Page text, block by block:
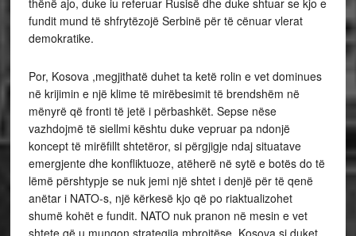
fundit mund të shfrytëzojë Serbinë për të cënuar vlerat
demokratike.
Por, Kosova ,megjithatë duhet ta ketë rolin e vet dominues
në krijimin e një klime të mirëbesimit të brendshëm në
mënyrë që fronti të jetë i përbashkët. Sepse nëse
vazhdojmë të siellmi kështu duke vepruar pa ndonjë
koncept të mirëfillt shtetëror, si përgjigje ndaj situatave
emergjente dhe konfliktuoze, atëherë në sytë e botës do të
lëmë përshtypje se nuk jemi një shtet i denjë për të qenë
anëtar i NATO-s, një kërkesë kjo që po riaktualizohet
shumë kohët e fundit. NATO nuk pranon në mesin e vet
shtete që u mungon strategjia mbrojtëse. Kosova si duket